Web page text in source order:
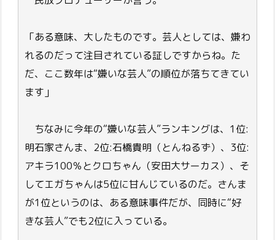
「ある意味、大したものです。芸人としては、嫌わ
れるのだって注目されている証しですからね。た
だ、ここ数年は“嫌いな芸人”の順位が落ちてきてい
ます」
ちなみに今年の“嫌いな芸人”ランキングは、1位:
明石家さんま、2位:石橋貴明（とんねるず）、3位:
アキラ100％とクロちゃん（安田大サーカス）、そ
してエガちゃんは5位に甘んじているのだ。さんま
が1位というのは、ある意味事件だが、同時に“好
きな芸人”でも2位に入っている。